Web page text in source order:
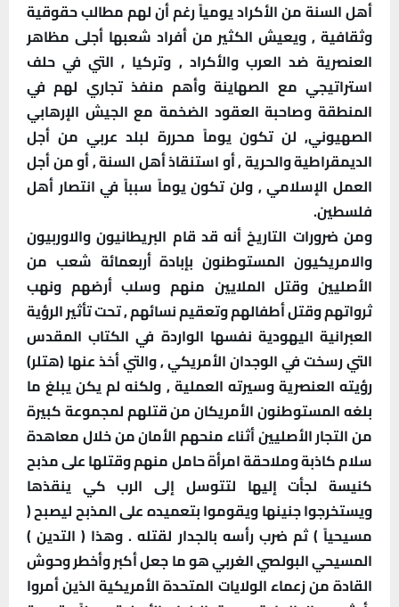
أهل السنة من الأكراد يومياً رغم أن لهم مطالب حقوقية
وثقافية , ويعيش الكثير من أفراد شعبها أجلى مظاهر
العنصرية ضد العرب والأكراد , وتركيا , التي في حلف
استراتيجي مع الصهاينة وأهم منفذ تجاري لهم في
المنطقة وصاحبة العقود الضخمة مع الجيش الإرهابي
الصهيوني, لن تكون يوماً محررة لبلد عربي من أجل
الديمقراطية والحرية , أو استنقاذ أهل السنة , أو من أجل
العمل الإسلامي , ولن تكون يوماً سبباً في انتصار أهل
فلسطين.
ومن ضرورات التاريخ أنه قد قام البريطانيون والاوربيون
والامريكيون المستوطنون بإبادة أربعمائة شعب من
الأصليين وقتل الملايين منهم وسلب أرضهم ونهب
ثرواتهم وقتل أطفالهم وتعقيم نسائهم , تحت تأثير الرؤية
العبرانية اليهودية نفسها الواردة في الكتاب المقدس
التي رسخت في الوجدان الأمريكي , والتي أخذ عنها (هتلر)
رؤيته العنصرية وسيرته العملية , ولكنه لم يكن يبلغ ما
بلغه المستوطنون الأمريكان من قتلهم لمجموعة كبيرة
من التجار الأصليين أثناء منحهم الأمان من خلال معاهدة
سلام كاذبة وملاحقة امرأة حامل منهم وقتلها على مذبح
كنيسة لجأت إليها لتتوسل إلى الرب كي ينقذها
ويستخرجوا جنينها ويقوموا بتعميده على المذبح ليصبح (
مسيحياً ) ثم ضرب رأسه بالجدار لقتله . وهذا ( التدين )
المسيحي البولصي الغربي هو ما جعل أكبر وأخطر وحوش
القادة من زعماء الولايات المتحدة الأمريكية الذين أمروا